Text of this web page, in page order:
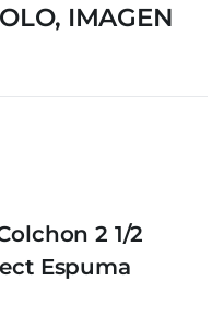
IMAGEN
2 1/2
Espuma